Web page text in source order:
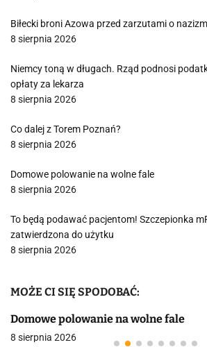
Biłecki broni Azowa przed zarzutami o
8 sierpnia 2026
Niemcy toną w długach. Rząd podnosi
opłaty za lekarza
8 sierpnia 2026
Co dalej z Torem Poznań?
8 sierpnia 2026
Domowe polowanie na wolne fale
8 sierpnia 2026
To będą podawać pacjentom! Szczepionka
zatwierdzona do użytku
8 sierpnia 2026
MOŻE CI SIĘ SPODOBAĆ:
Domowe polowanie na wolne fale
8 sierpnia 2026